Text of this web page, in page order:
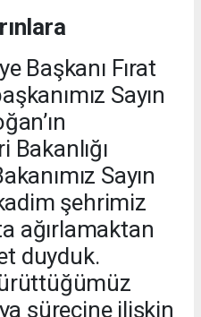
Başkanı Fırat
Sayın
Sayın
şehrimiz
ağırlamaktan
duyduk.
sürecine ilişkin